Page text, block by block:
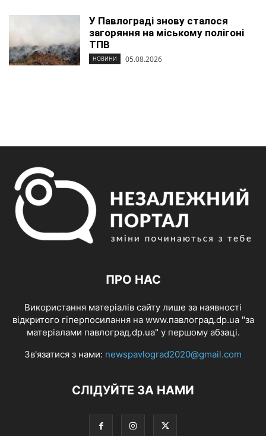
У Павлограді знову сталося
загоряння на міському полігоні
ТПВ
НОВИНИ 05.08.2026
ПРО НАС
Використання матеріалів сайту лише за наявності
відкритого гіперпосилання на www.павлоград.dp.ua "за
матеріалами павлоград.dp.ua" у першому абзаці.
Зв'язатися з нами: newspavlograd2020@gmail.com
СЛІДУЙТЕ ЗА НАМИ